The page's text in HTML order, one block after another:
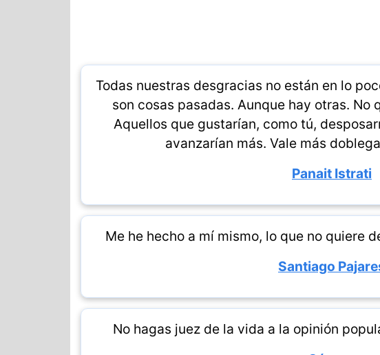
Todas nuestras desgracias no están en lo
son cosas pasadas. Aunque hay otras. No
Aquellos que gustarían, como tú,
avanzarían más. Vale más
Panait Istrati
Me he hecho a mí mismo, lo que no quiere
Santiago
No hagas juez de la vida a la opinión